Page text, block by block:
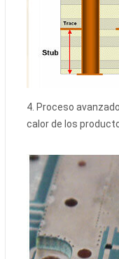
4. Proceso
calor de los